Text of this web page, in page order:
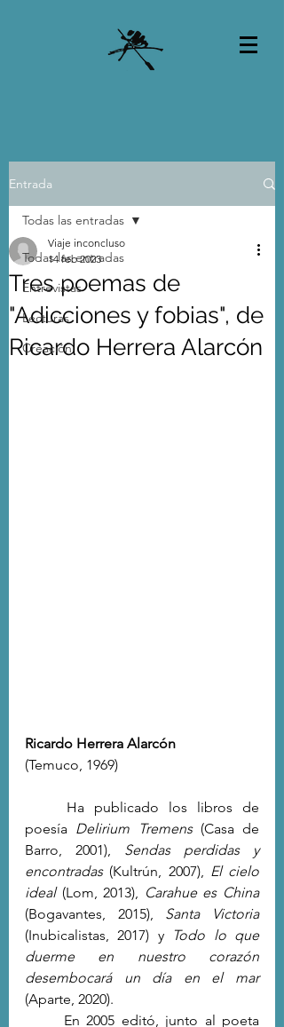
Entrada
Todas las entradas
Entrevistas
Lecturas
Creación
Todas las entradas
Tres poemas de
"Adicciones y fobias", de
Ricardo Herrera Alarcón
Viaje inconcluso
14 feb 2023
Ricardo Herrera Alarcón
(Temuco, 1969)
poesía Delirium Tremens (Casa de
Barro, 2001), Sendas perdidas y
encontradas (Kultrún, 2007), El cielo
ideal (Lom, 2013), Carahue es China
(Bogavantes, 2015), Santa Victoria
(Inubicalistas, 2017) y Todo lo que
duerme en nuestro corazón
desembocará un día en el mar
(Aparte, 2020).